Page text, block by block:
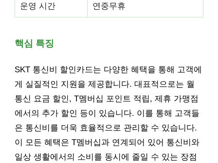
운영 시간 연중무휴
핵심 특징
SKT 통신비 할인카드는 다양한 혜택을 통해 고객에
게 실질적인 지원을 제공합니다. 대표적으로는 월
통신 요금 할인, T멤버십 포인트 적립, 제휴 가맹점
에서의 추가 할인 등이 있습니다. 이를 통해 고객들
은 통신비를 더욱 효율적으로 관리할 수 있습니다.
이 모든 혜택은 T멤버십과 연계되어 있어 통신비와
일상 생활에서의 소비를 동시에 줄일 수 있는 장점